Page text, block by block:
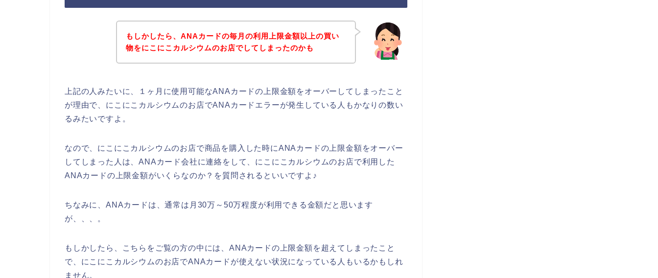
もしかしたら、ANAカードの毎月の利用上限金額以上の買い
物をにこにこカルシウムのお店でしてしまったのかも
上記の人みたいに、１ヶ月に使用可能なANAカードの上限金額をオーバーしてしまったこと
が理由で、にこにこカルシウムのお店でANAカードエラーが発生している人もかなりの数い
るみたいですよ。
なので、にこにこカルシウムのお店で商品を購入した時にANAカードの上限金額をオーバー
してしまった人は、ANAカード会社に連絡をして、にこにこカルシウムのお店で利用した
ANAカードの上限金額がいくらなのか？を質問されるといいですよ♪
ちなみに、ANAカードは、通常は月30万～50万程度が利用できる金額だと思います
が、、、。
もしかしたら、こちらをご覧の方の中には、ANAカードの上限金額を超えてしまったこと
で、にこにこカルシウムのお店でANAカードが使えない状況になっている人もいるかもしれ
ません。